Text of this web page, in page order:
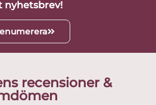
nyhetsbrev!
recensioner &